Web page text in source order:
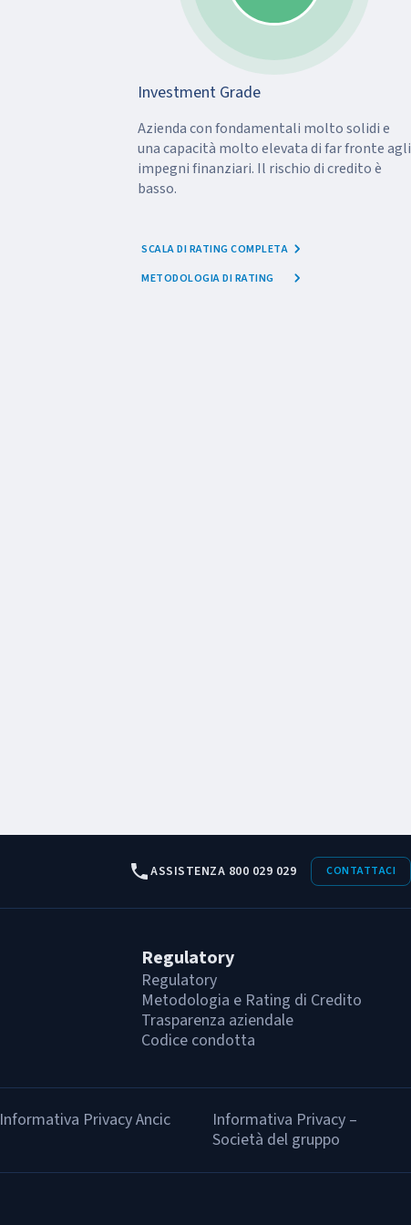
Investment Grade
Azienda con fondamentali molto solidi e
una capacità molto elevata di far fronte agli
impegni finanziari. Il rischio di credito è
basso.
SCALA DI RATING COMPLETA
METODOLOGIA DI RATING
ASSISTENZA 800 029 029 CONTATTACI
Regulatory
Regulatory
Metodologia e Rating di Credito
Trasparenza aziendale
Codice condotta
Informativa Privacy Ancic
Informativa Privacy –
Società del gruppo